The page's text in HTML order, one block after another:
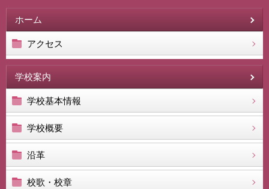
ホーム
アクセス
学校案内
学校基本情報
学校概要
沿革
校歌・校章